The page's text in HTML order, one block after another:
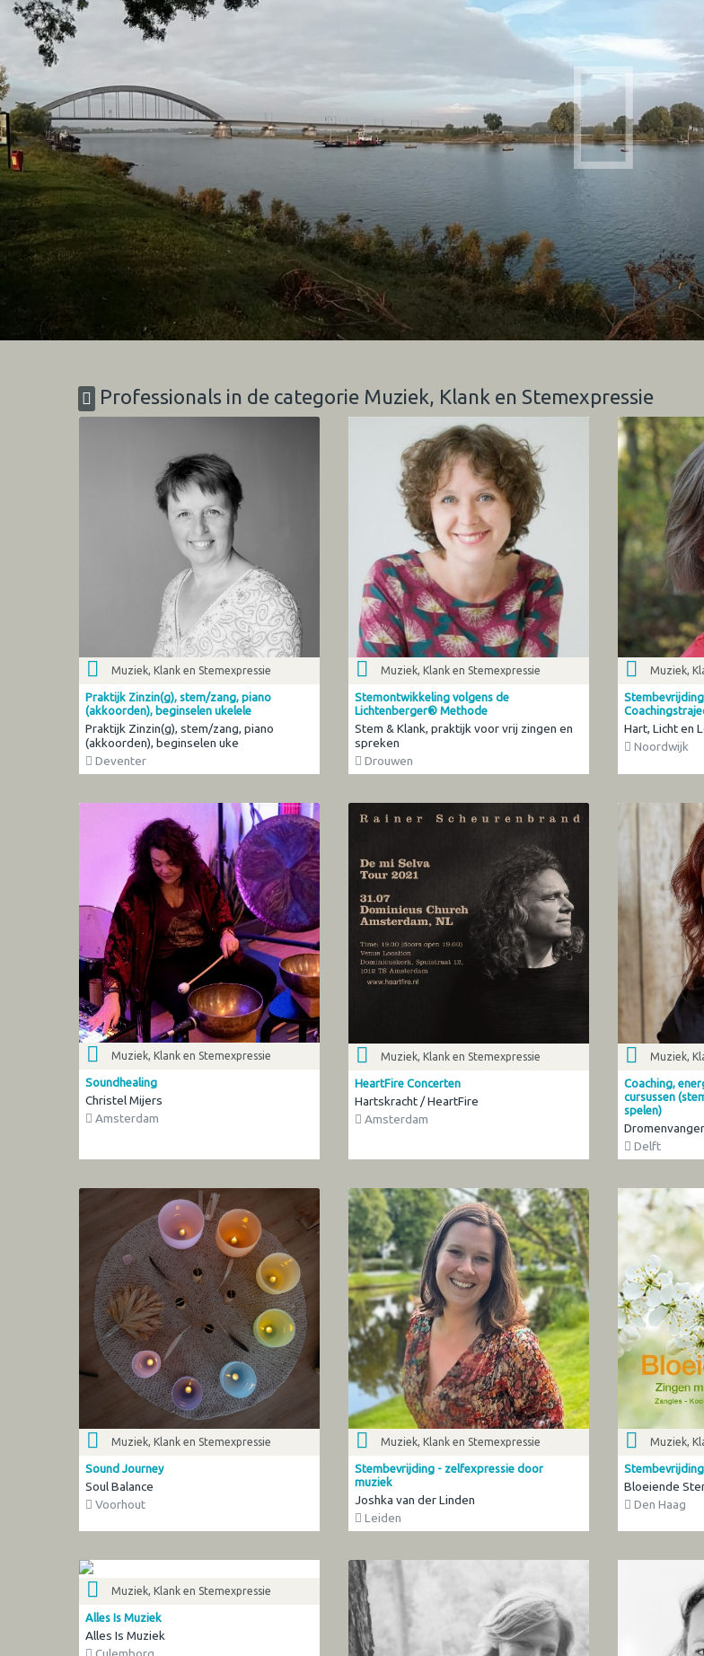
Professionals in de categorie Muziek, Klank en Stemexpressie
Muziek, Klank en Stemexpressie
Praktijk Zinzin(g), stem/zang, piano
(akkoorden), beginselen ukelele
Praktijk Zinzin(g), stem/zang, piano
(akkoorden), beginselen uke
Deventer
Muziek, Klank en Stemexpressie
Stemontwikkeling volgens de
Lichtenberger® Methode
Stem & Klank, praktijk voor vrij zingen en
spreken
Drouwen
Muziek,
Hart, Licht en
Noordwijk
Muziek, Klank en Stemexpressie
Soundhealing
Christel Mijers
Amsterdam
Muziek, Klank en Stemexpressie
HeartFire Concerten
Hartskracht / HeartFire
Amsterdam
Muziek,
Coaching,
cursussen
spelen)
Dromenvanger
Delft
Muziek, Klank en Stemexpressie
Sound Journey
Soul Balance
Voorhout
Muziek, Klank en Stemexpressie
Stembevrijding - zelfexpressie door
muziek
Joshka van der Linden
Leiden
Muziek,
Bloeiende
Den Haag
Muziek, Klank en Stemexpressie
Alles Is Muziek
Alles Is Muziek
Culemborg